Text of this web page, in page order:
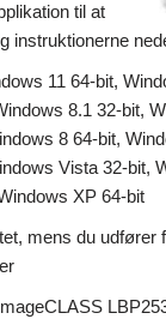
til at
instruktionerne
11 64-bit,
8.1 32-bit,
8 64-bit,
Vista 32-bit,
XP 64-bit
mens du udfører